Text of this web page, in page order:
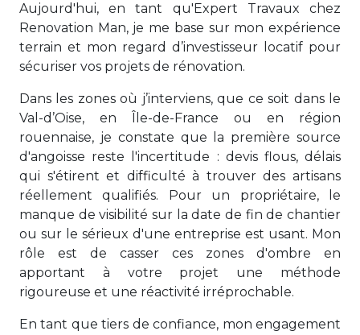
Aujourd'hui, en tant qu'Expert Travaux chez
Renovation Man, je me base sur mon expérience
terrain et mon regard d’investisseur locatif pour
sécuriser vos projets de rénovation.
Dans les zones où j’interviens, que ce soit dans le
Val-d’Oise, en Île-de-France ou en région
rouennaise, je constate que la première source
d'angoisse reste l'incertitude : devis flous, délais
qui s'étirent et difficulté à trouver des artisans
réellement qualifiés. Pour un propriétaire, le
manque de visibilité sur la date de fin de chantier
ou sur le sérieux d'une entreprise est usant. Mon
rôle est de casser ces zones d'ombre en
apportant à votre projet une méthode
rigoureuse et une réactivité irréprochable.
En tant que tiers de confiance, mon engagement